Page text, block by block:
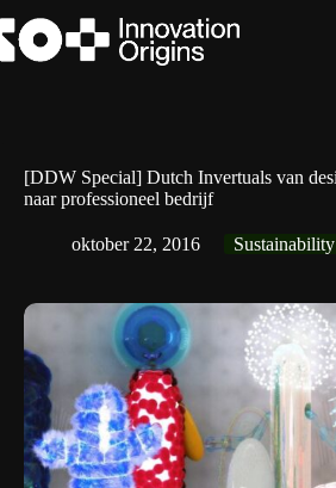
naar
de
[DDW Special] Dutch Invertuals van
naar professioneel bedrijf
oktober 22, 2016 Sustainability